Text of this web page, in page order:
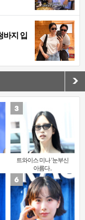
바지 입
트와이스 미나 ‘눈부신
아름다..